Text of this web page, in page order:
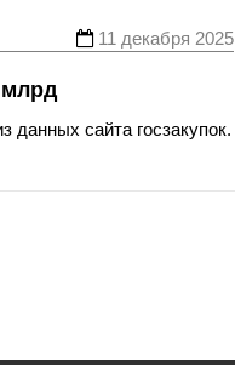
11 декабря 2025
млрд
данных сайта госзакупок.